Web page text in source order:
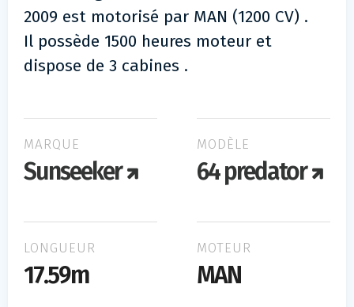
2009 est motorisé par MAN (1200 CV) .
Il possède 1500 heures moteur et
dispose de 3 cabines .
MARQUE
Sunseeker
MODÈLE
64 predator
LONGUEUR
17.59m
MOTEUR
MAN